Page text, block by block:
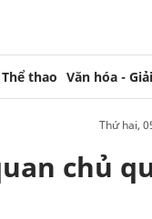
Thể thao Văn hóa -
thứ hai,
chủ